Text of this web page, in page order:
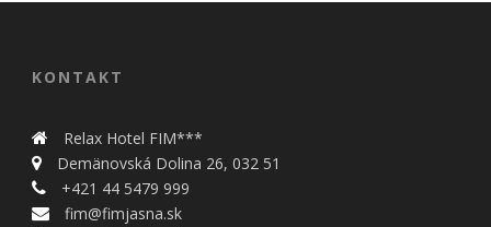
KONTAKT
Relax Hotel FIM***
Demänovská Dolina 26, 032 51
+421 44 5479 999
fim@fimjasna.sk